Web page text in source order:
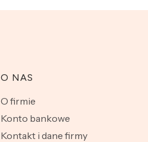
O NAS
O firmie
Konto bankowe
Kontakt i dane firmy